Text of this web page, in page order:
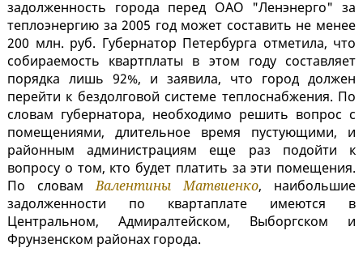
задолженность города перед ОАО "Ленэнерго" за
теплоэнергию за 2005 год может составить не менее
200 млн. руб. Губернатор Петербурга отметила, что
собираемость квартплаты в этом году составляет
порядка лишь 92%, и заявила, что город должен
перейти к бездолговой системе теплоснабжения. По
словам губернатора, необходимо решить вопрос с
помещениями, длительное время пустующими, и
районным администрациям еще раз подойти к
вопросу о том, кто будет платить за эти помещения.
По словамВалентины Матвиенко, наибольшие
задолженности по квартаплате имеются в
Центральном, Адмиралтейском, Выборгском и
Фрунзенском районах города.